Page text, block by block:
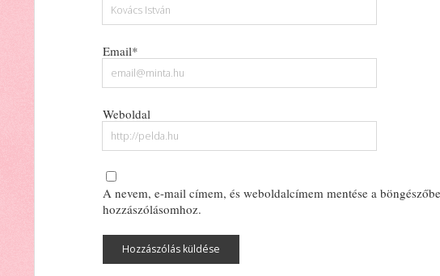
Email*
Weboldal
A nevem, e-mail címem, és weboldalcímem mentése a
hozzászólásomhoz.